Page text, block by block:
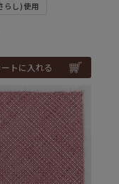
らし)使用
トに入れる